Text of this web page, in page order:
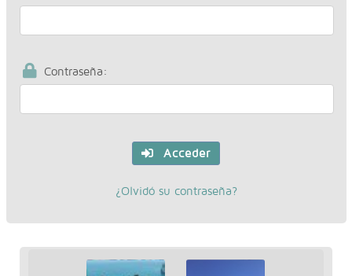
Contraseña:
Acceder
¿Olvidó su contraseña?